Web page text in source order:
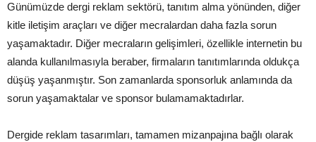
Günümüzde dergi reklam sektörü, tanıtım alma yönünden, diğer
kitle iletişim araçları ve diğer mecralardan daha fazla sorun
yaşamaktadır. Diğer mecraların gelişimleri, özellikle internetin bu
alanda kullanılmasıyla beraber, firmaların tanıtımlarında oldukça
düşüş yaşanmıştır. Son zamanlarda sponsorluk anlamında da
sorun yaşamaktalar ve sponsor bulamamaktadırlar.
Dergide reklam tasarımları, tamamen mizanpajına bağlı olarak